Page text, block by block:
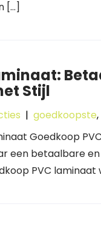
[…]
Stijl
| goedkoopste,
Goedkoop
een betaalbare
PVC laminaat